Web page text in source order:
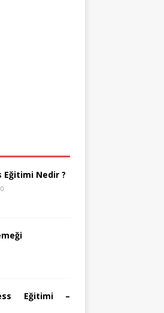
Eğitimi Nedir ?
0
Eğitimi –